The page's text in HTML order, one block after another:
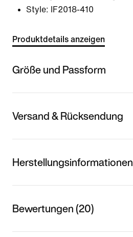
Style:
IF2018-410
Produktdetails anzeigen
Größe und Passform
Versand & Rücksendung
Herstellungsinformationen
Bewertungen (20)